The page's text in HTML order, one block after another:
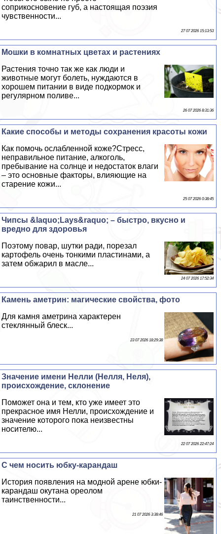
соприкосновение губ, а настоящая поэзия
чувственности...
27 07 2026 15:13:53
Мошки в комнатных цветах и растениях
Растения точно так же как люди и
животные могут болеть, нуждаются в
хорошем питании в виде подкормок и
регулярном поливе...
26 07 2026 8:31:36
Какие способы и методы сохранения красоты кожи
Как помочь ослабленной коже?Стресс,
неправильное питание, алкоголь,
пребывание на солнце и недостаток влаги
– это основные факторы, влияющие на
старение кожи...
25 07 2026 0:38:45
Чипсы &laquo;Lays&raquo; – быстро, вкусно и
вредно для здоровья
Поэтому повар, шутки ради, порезал
картофель очень тонкими пластинами, а
затем обжарил в масле...
24 07 2026 17:52:34
Камень аметрин: магические свойства, фото
Для камня аметрина хаpaктерен
стеклянный блеск...
23 07 2026 18:29:38
Значение имени Нелли (Нелля, Неля),
происхождение, склонение
Поможет она и тем, кто уже имеет это
прекрасное имя Нелли, происхождение и
значение которого пока неизвестны
носителю...
22 07 2026 22:47:24
С чем носить юбку-карандаш
История появления на модной арене юбки-
карандаш окутана ореолом
таинственности...
21 07 2026 3:38:46